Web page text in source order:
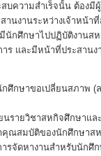
สบความสำเร็จนั้น ต้อ
นงานระหว่างเจ้าหน้
นักศึกษาไปปฏิบัติงาน
ร และมีหน้าที่ประสา
กษาขอเปลี่ยนสภาพ (
นรายวิชาสหกิจศึกษาแ
คุณสมบัติของนักศึกษาส
รจัดหางานสำหรับนักศึก